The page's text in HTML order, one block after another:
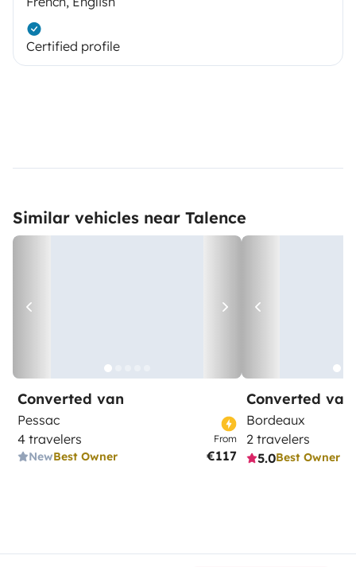
Certified profile
Similar vehicles near Talence
Converted van
Pessac
4 travelers
NewBest Owner
From
€117
Converted van
Bordeaux
2 travelers
5.0Best Owner